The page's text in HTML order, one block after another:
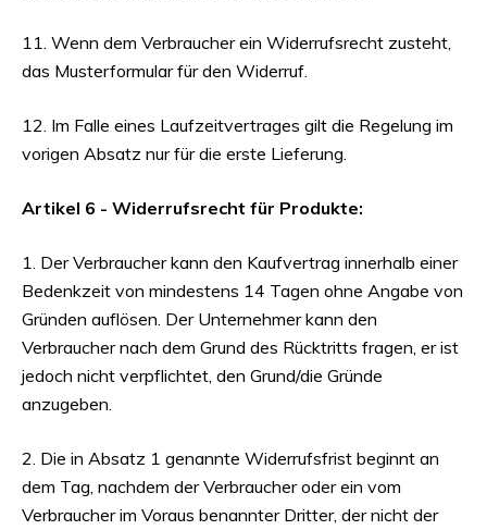
11. Wenn dem Verbraucher ein Widerrufsrecht zusteht,
das Musterformular für den Widerruf.
12. Im Falle eines Laufzeitvertrages gilt die Regelung im
vorigen Absatz nur für die erste Lieferung.
Artikel 6 - Widerrufsrecht für Produkte:
1. Der Verbraucher kann den Kaufvertrag innerhalb einer
Bedenkzeit von mindestens 14 Tagen ohne Angabe von
Gründen auflösen. Der Unternehmer kann den
Verbraucher nach dem Grund des Rücktritts fragen, er ist
jedoch nicht verpflichtet, den Grund/die Gründe
anzugeben.
2. Die in Absatz 1 genannte Widerrufsfrist beginnt an
dem Tag, nachdem der Verbraucher oder ein vom
Verbraucher im Voraus benannter Dritter, der nicht der